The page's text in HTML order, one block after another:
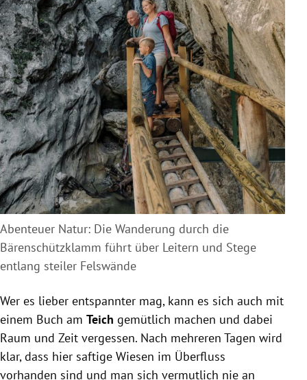
Abenteuer Natur: Die Wanderung durch die
Bärenschützklamm führt über Leitern und Stege
entlang steiler Felswände
Wer es lieber entspannter mag, kann es sich auch mit
einem Buch am Teich gemütlich machen und dabei
Raum und Zeit vergessen. Nach mehreren Tagen wird
klar, dass hier saftige Wiesen im Überfluss
vorhanden sind und man sich vermutlich nie an